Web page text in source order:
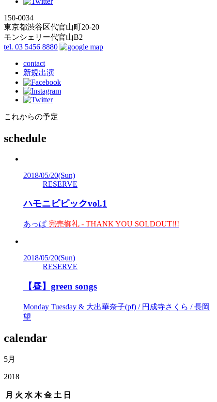
150-0034
東京都渋谷区代官山町20-20
モンシェリー代官山B2
tel. 03 5456 8880
contact
新規出演
これからの予定
schedule
2018/05/20(Sun)
RESERVE
ハモニピピックvol.1
あっぱ 完売御礼 - THANK YOU SOLDOUT!!!
2018/05/20(Sun)
RESERVE
【昼】green songs
Monday Tuesday & 大出華奈子(pf) / 円成寺さくら / 長岡
望
calendar
5月
2018
月 火 水 木 金 土 日